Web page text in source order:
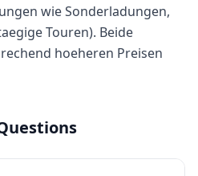
wie Sonderladungen,
Touren). Beide
hoeheren Preisen